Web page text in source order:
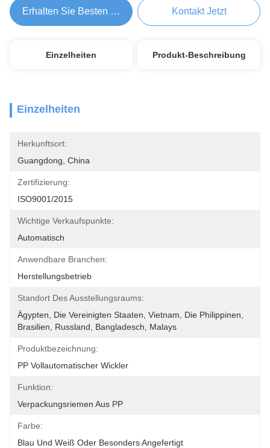
Erhalten Sie Besten Preis Kontakt Jetzt
Einzelheiten Produkt-Beschreibung
Einzelheiten
Herkunftsort:
Guangdong, China
Zertifizierung:
ISO9001/2015
Wichtige Verkaufspunkte:
Automatisch
Anwendbare Branchen:
Herstellungsbetrieb
Standort Des Ausstellungsraums:
Ägypten, Die Vereinigten Staaten, Vietnam, Die Philippinen,
Brasilien, Russland, Bangladesch, Malays
Produktbezeichnung:
PP Vollautomatischer Wickler
Funktion:
Verpackungsriemen Aus PP
Farbe:
Blau Und Weiß Oder Besonders Angefertigt